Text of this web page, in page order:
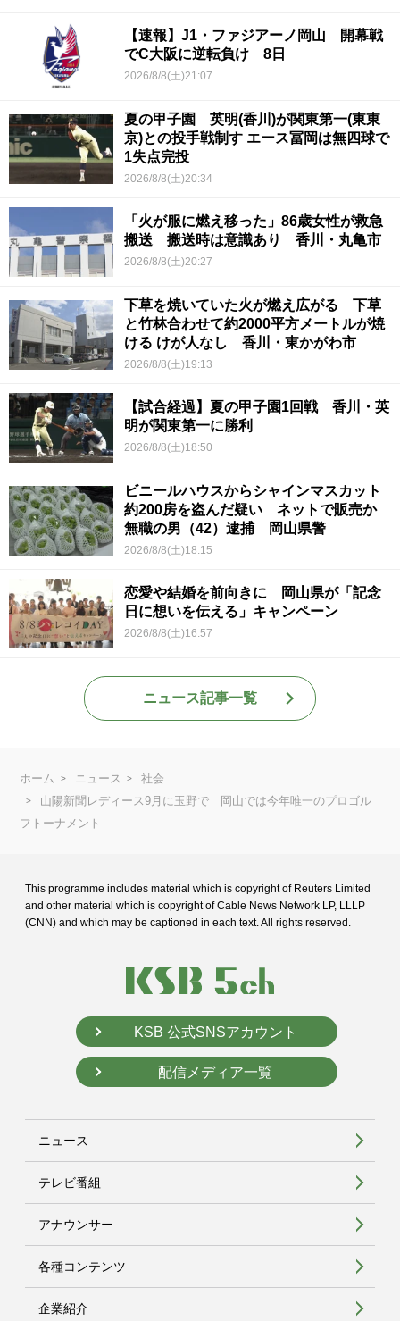
【速報】J1・ファジアーノ岡山 開幕戦
でC大阪に逆転負け 8日
2026/8/8(土)21:07
夏の甲子園 英明(香川)が関東第一(東東
京)との投手戦制す エース冨岡は無四球で
1失点完投
2026/8/8(土)20:34
「火が服に燃え移った」86歳女性が救急
搬送 搬送時は意識あり 香川・丸亀市
2026/8/8(土)20:27
下草を焼いていた火が燃え広がる 下草
と竹林合わせて約2000平方メートルが焼
ける けが人なし 香川・東かがわ市
2026/8/8(土)19:13
【試合経過】夏の甲子園1回戦 香川・英
明が関東第一に勝利
2026/8/8(土)18:50
ビニールハウスからシャインマスカット
約200房を盗んだ疑い ネットで販売か
無職の男（42）逮捕 岡山県警
2026/8/8(土)18:15
恋愛や結婚を前向きに 岡山県が「記念
日に想いを伝える」キャンペーン
2026/8/8(土)16:57
ニュース記事一覧
ホーム ニュース
社会
山陽新聞レディース9月に玉野で 岡山では今年唯一のプロゴル
フトーナメント
This programme includes material which is copyright of Reuters Limited
and other material which is copyright of Cable News Network LP, LLLP
(CNN) and which may be captioned in each text. All rights reserved.
KSB 公式SNSアカウント
配信メディア一覧
ニュース
テレビ番組
アナウンサー
各種コンテンツ
企業紹介